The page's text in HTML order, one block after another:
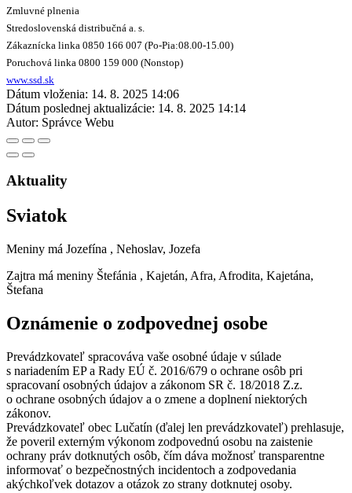
Zmluvné plnenia
Stredoslovenská distribučná a. s.
Zákaznícka linka 0850 166 007 (Po-Pia:08.00-15.00)
Poruchová linka 0800 159 000 (Nonstop)
www.ssd.sk
Dátum vloženia: 14. 8. 2025 14:06
Dátum poslednej aktualizácie: 14. 8. 2025 14:14
Autor: Správce Webu
Aktuality
Sviatok
Meniny má Jozefína , Nehoslav, Jozefa
Zajtra má meniny Štefánia , Kajetán, Afra, Afrodita, Kajetána,
Štefana
Oznámenie o zodpovednej osobe
Prevádzkovateľ spracováva vaše osobné údaje v súlade
s nariadením EP a Rady EÚ č. 2016/679 o ochrane osôb pri
spracovaní osobných údajov a zákonom SR č. 18/2018 Z.z.
o ochrane osobných údajov a o zmene a doplnení niektorých
zákonov.
Prevádzkovateľ obec Lučatín (ďalej len prevádzkovateľ) prehlasuje,
že poveril externým výkonom zodpovednú osobu na zaistenie
ochrany práv dotknutých osôb, čím dáva možnosť transparentne
informovať o bezpečnostných incidentoch a zodpovedania
akýchkoľvek dotazov a otázok zo strany dotknutej osoby.